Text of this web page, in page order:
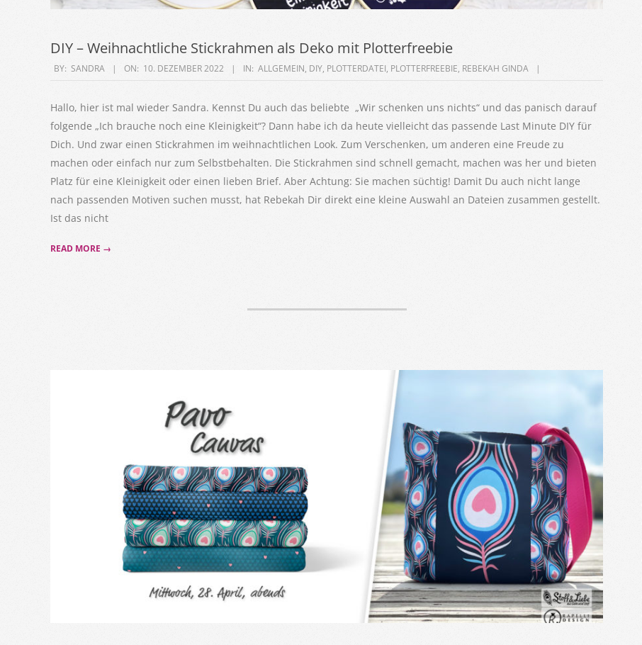
DIY – Weihnachtliche Stickrahmen als Deko mit Plotterfreebie
2022-
10
BY: SANDRA ON: 10. DEZEMBER 2022 IN: ALLGEMEIN, DIY, PLOTTERDATEI, PLOTTERFREEBIE, REBEKAH GINDA
Hallo, hier ist mal wieder Sandra. Kennst Du auch das beliebte „Wir schenken uns nichts“ und das panisch darauf
folgende „Ich brauche noch eine Kleinigkeit“? Dann habe ich da heute vielleicht das passende Last Minute DIY für
Dich. Und zwar einen Stickrahmen im weihnachtlichen Look. Zum Verschenken, um anderen eine Freude zu
machen oder einfach nur zum Selbstbehalten. Die Stickrahmen sind schnell gemacht, machen was her und bieten
Platz für eine Kleinigkeit oder einen lieben Brief. Aber Achtung: Sie machen süchtig! Damit Du auch nicht lange
nach passenden Motiven suchen musst, hat Rebekah Dir direkt eine kleine Auswahl an Dateien zusammen gestellt.
Ist das nicht
READ MORE →